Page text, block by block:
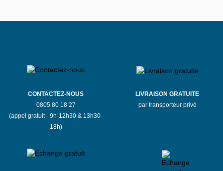
CONTACTEZ-NOUS
0805 80 18 27
(appel gratuit - 9h-12h30 & 13h30-
18h)
LIVRAISON GRATUITE
par transporteur privé